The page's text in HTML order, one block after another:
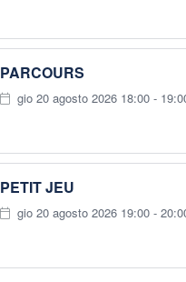
PARCOURS
gio 20 agosto 2026 18:00 -
PETIT JEU
gio 20 agosto 2026 19:00 -